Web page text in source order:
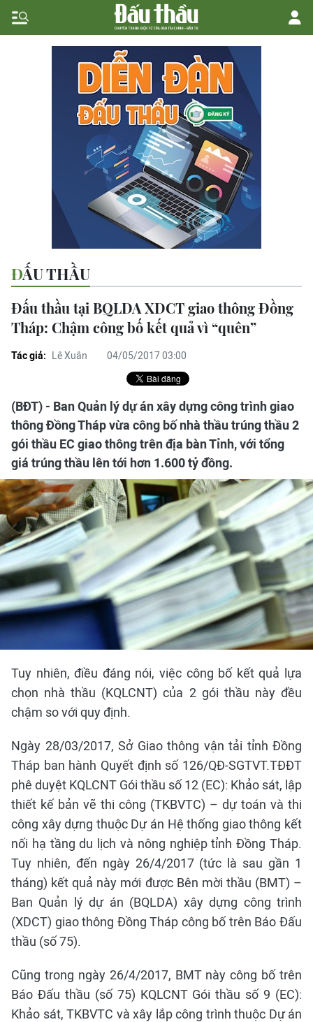
ĐẤU THẦU
Đấu thầu tại BQLDA XDCT giao thông Đồng
Tháp: Chậm công bố kết quả vì “quên”
Tác giả: Lê Xuân 04/05/2017 03:00
(BĐT) - Ban Quản lý dự án xây dựng công trình giao
thông Đồng Tháp vừa công bố nhà thầu trúng thầu 2
gói thầu EC giao thông trên địa bàn Tỉnh, với tổng
giá trúng thầu lên tới hơn 1.600 tỷ đồng.
Tuy nhiên, điều đáng nói, việc công bố kết quả lựa
chọn nhà thầu (KQLCNT) của 2 gói thầu này đều
chậm so với quy định.
Ngày 28/03/2017, Sở Giao thông vận tải tỉnh Đồng
Tháp ban hành Quyết định số 126/QĐ-SGTVT.TĐĐT
phê duyệt KQLCNT Gói thầu số 12 (EC): Khảo sát, lập
thiết kế bản vẽ thi công (TKBVTC) – dự toán và thi
công xây dựng thuộc Dự án Hệ thống giao thông kết
nối hạ tầng du lịch và nông nghiệp tỉnh Đồng Tháp.
Tuy nhiên, đến ngày 26/4/2017 (tức là sau gần 1
tháng) kết quả này mới được Bên mời thầu (BMT) –
Ban Quản lý dự án (BQLDA) xây dựng công trình
(XDCT) giao thông Đồng Tháp công bố trên Báo Đấu
thầu (số 75).
Cũng trong ngày 26/4/2017, BMT này công bố trên
Báo Đấu thầu (số 75) KQLCNT Gói thầu số 9 (EC):
Khảo sát, TKBVTC và xây lắp công trình thuộc Dự án